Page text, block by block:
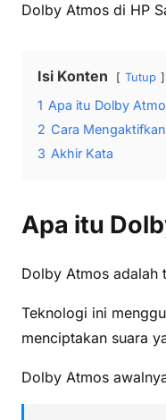
Dolby Atmos di HP
Isi Konten Tutup
1 Apa itu Dolby
2 Cara
3 Akhir Kata
Apa itu
Dolby Atmos adalah
Teknologi ini
menciptakan suara
Dolby Atmos